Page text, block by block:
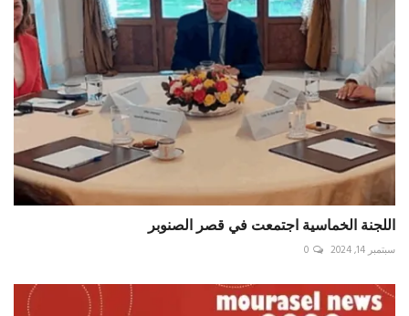
اللجنة الخماسية اجتمعت في قصر الصنوبر
سبتمبر 14, 2024 0